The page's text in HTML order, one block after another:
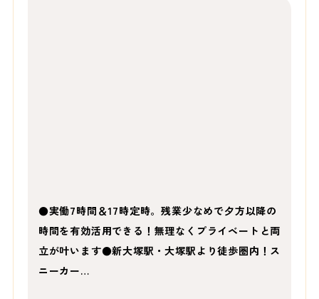
●実働7時間＆17時定時。残業少なめで夕方以降の
時間を有効活用できる！無理なくプライベートと両
立が叶います●新大塚駅・大塚駅より徒歩圏内！ス
ニーカー…